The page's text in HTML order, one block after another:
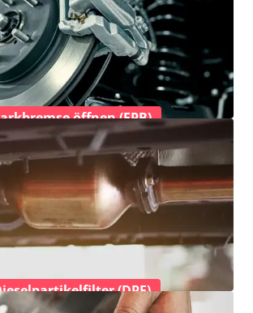
öffnen (EPB)
(DPF)